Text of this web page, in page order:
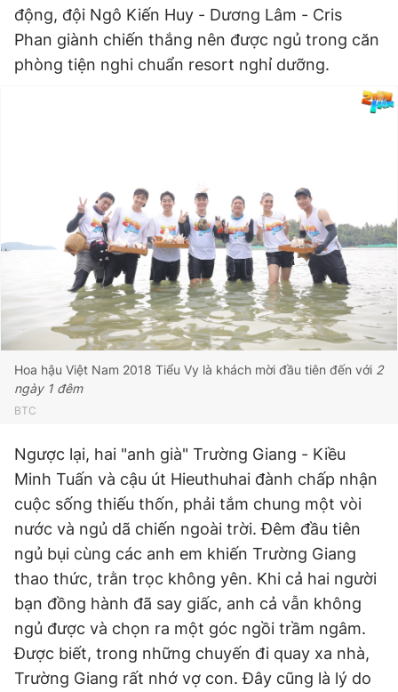
Theo dõi báo trên
Hotline
0906 645 777
Liên hệ quảng cáo
0908 780 404
Đặt báo Quảng cáo RSS Tòa soạn Chính sách bảo
Tổng biên tập: Nguyễn Ngọc Toàn
Phó tổng biên tập: Lâm Hiếu Dũng
Phó tổng biên tập: Trần Việt Hưng
Tổng thư ký tòa soạn: Đức Trung
© 2003-2026 Bản quyền thuộc về Báo Thanh Niên. Cấm sao
chép dưới mọi hình thức nếu không có sự chấp thuận bằng văn
bản. Phát triển bởi ePi Technologies, JSC.
động, đội Ngô Kiến Huy - Dương Lâm - Cris
Phan giành chiến thắng nên được ngủ trong căn
phòng tiện nghi chuẩn resort nghỉ dưỡng.
Hoa hậu Việt Nam 2018 Tiểu Vy là khách mời đầu tiên đến với 2
ngày 1 đêm
BTC
Ngược lại, hai "anh già" Trường Giang - Kiều
Minh Tuấn và cậu út Hieuthuhai đành chấp nhận
cuộc sống thiếu thốn, phải tắm chung một vòi
nước và ngủ dã chiến ngoài trời. Đêm đầu tiên
ngủ bụi cùng các anh em khiến Trường Giang
thao thức, trằn trọc không yên. Khi cả hai người
bạn đồng hành đã say giấc, anh cả vẫn không
ngủ được và chọn ra một góc ngồi trầm ngâm.
Được biết, trong những chuyến đi quay xa nhà,
Trường Giang rất nhớ vợ con. Đây cũng là lý do